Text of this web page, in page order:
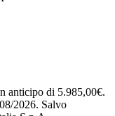
anticipo di 5.985,00€.
2026. Salvo